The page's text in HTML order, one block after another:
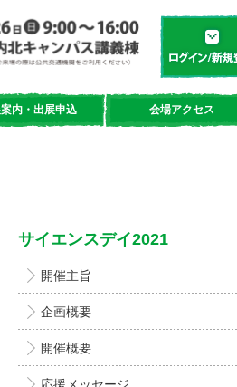
学都「仙台・宮城
内・出展申込 会場アクセス
サイエンスデイ2021
開催主旨
企画概要
開催概要